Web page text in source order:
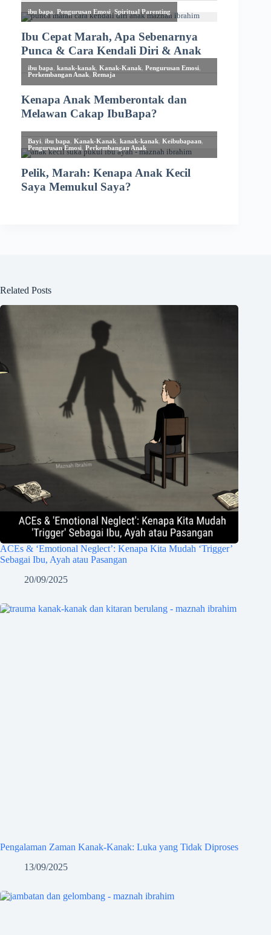
Related Posts
ACEs & ‘Emotional Neglect’: Kenapa Kita Mudah ‘Trigger’
Sebagai Ibu, Ayah atau Pasangan
20/09/2025
Pengalaman Zaman Kanak-Kanak: Luka yang Tidak Diproses
13/09/2025